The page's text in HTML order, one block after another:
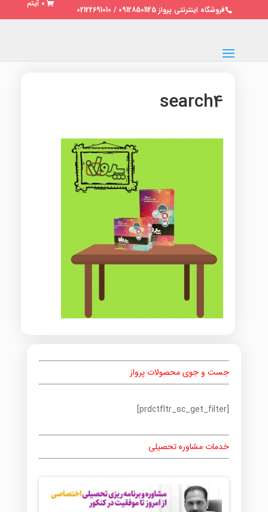
فروشگاه اینترنتی پرواز 09128501125 / 02122691010
0 آیتم
search4
جست و جوی محصولات پرواز
[prdctfltr_sc_get_filter]
خدمات مشاوره تحصیلی